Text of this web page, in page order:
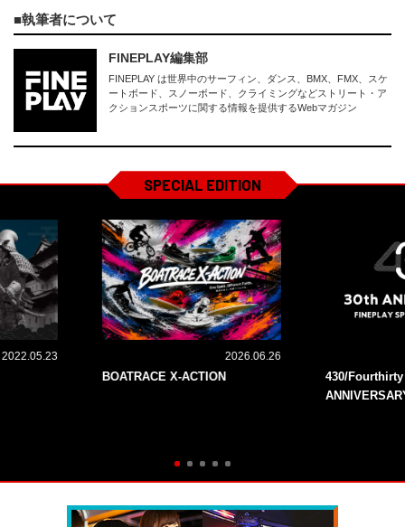
執筆者について
FINEPLAY編集部
FINEPLAY は世界中のサーフィン、ダンス、BMX、FMX、スケ
ートボード、スノーボード、クライミングなどストリート・ア
クションスポーツに関する情報を提供するWebマガジン
SPECIAL EDITION
2022.05.23 2026.06.26
BOATRACE X-ACTION
430/